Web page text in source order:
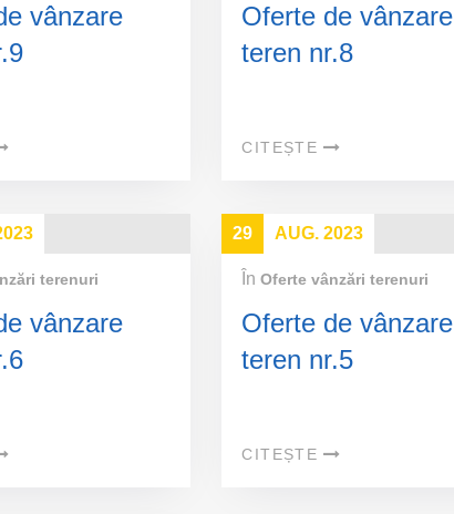
vânzare
Oferte de vânzare
teren nr.8
CITEȘTE
terenuri
vânzare
29 AUG. 2023
ÎnOferte vânzări terenuri
Oferte de vânzare
teren nr.5
CITEȘTE